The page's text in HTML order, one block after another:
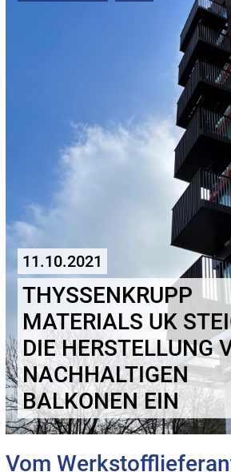
11.10.2021
THYSSENKRUPP
MATERIALS UK
DIE HERSTELLUNG
NACHHALTIGEN
BALKONEN EIN
Vom